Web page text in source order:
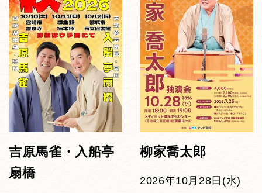
吉原馬雀・入船亭
扇橋
柳家喬太郎
2026年10月28日(水)